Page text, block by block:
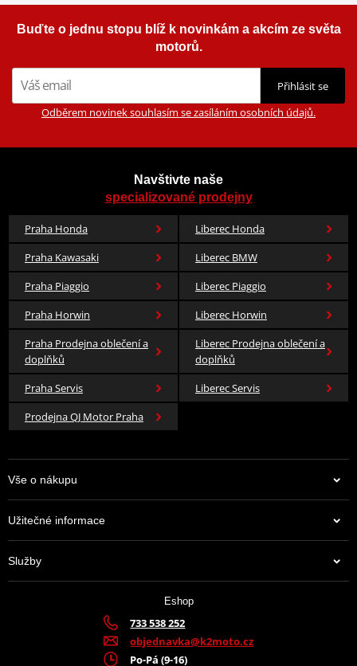
Buďte o jednu stopu blíž k novinkám a akcím ze světa
motorů.
Přihlásit se
Odběrem novinek souhlasím se zasíláním osobních údajů.
Navštivte naše
specializované prodejny
Praha Honda
Liberec Honda
Praha Kawasaki
Liberec BMW
Praha Piaggio
Liberec Piaggio
Praha Horwin
Liberec Horwin
Praha Prodejna oblečení a
doplňků
Liberec Prodejna oblečení a
doplňků
Praha Servis
Liberec Servis
Prodejna QJ Motor Praha
Vše o nákupu
Užitečné informace
Služby
Eshop
733 538 252
objednavka@k2moto.cz
Po-Pá (9-16)